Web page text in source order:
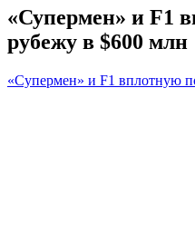
«Супермен» и F1
рубежу в $600 млн
«Супермен» и F1 вплотную